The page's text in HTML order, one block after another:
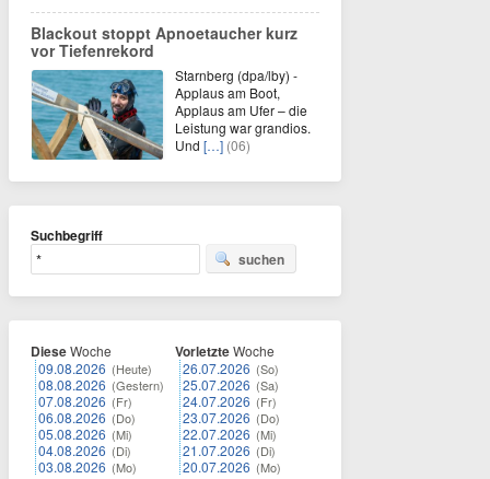
Blackout stoppt Apnoetaucher kurz
vor Tiefenrekord
Starnberg (dpa/lby) -
Applaus am Boot,
Applaus am Ufer – die
Leistung war grandios.
Und […] (06)
Suchbegriff
suchen
DieseWoche
09.08.2026 (Heute)
08.08.2026 (Gestern)
07.08.2026 (Fr)
06.08.2026 (Do)
05.08.2026 (Mi)
04.08.2026 (Di)
03.08.2026 (Mo)
VorletzteWoche
26.07.2026 (So)
25.07.2026 (Sa)
24.07.2026 (Fr)
23.07.2026 (Do)
22.07.2026 (Mi)
21.07.2026 (Di)
20.07.2026 (Mo)